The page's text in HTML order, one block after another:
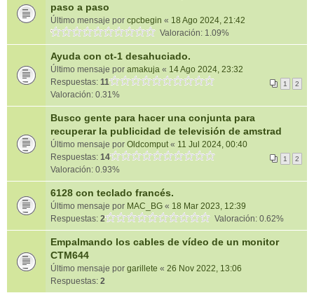
paso a paso
Último mensaje por cpcbegin « 18 Ago 2024, 21:42
Valoración: 1.09%
Ayuda con ct-1 desahuciado.
Último mensaje por amakuja « 14 Ago 2024, 23:32
Respuestas: 11 1 2
Valoración: 0.31%
Busco gente para hacer una conjunta para
recuperar la publicidad de televisión de amstrad
Último mensaje por Oldcomput« 11 Jul 2024, 00:40
Respuestas: 14 1 2
Valoración: 0.93%
6128 con teclado francés.
Último mensaje por MAC_BG « 18 Mar 2023, 12:39
Respuestas: 2 Valoración: 0.62%
Empalmando los cables de vídeo de un monitor
CTM644
Último mensaje por garillete « 26 Nov 2022, 13:06
Respuestas: 2